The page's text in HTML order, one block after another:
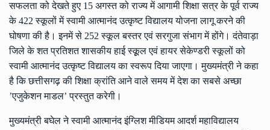
सफलता को देखते हुए 15 अगस्त को राज्य में आगामी शिक्षा सत्र के पूर्व राज्य
के 422 स्कूलों में स्वामी आत्मानंद उत्कृष्ट विद्यालय योजना लागू करने की
घोषणा की है। इनमें से 252 स्कूल बस्तर एवं सरगुजा संभाग में होंगे। दंतेवाड़ा
जिले के शत प्रतिशत शासकीय हाई स्कूूल एवं हायर सेकेण्डरी स्कूलों को
स्वामी आत्मानंद उत्कृष्ट विद्यालय का स्वरूप दिया जाएगा। मुख्यमंत्री ने कहा
है कि छत्तीसगढ़ की शिक्षा क्रांति आने वाले समय में देश का सबसे अच्छा
’एजुकेशन माडल’ प्रस्तुत करेगी।
मुख्यमंत्री बघेल ने स्वामी आत्मानंद इंग्लिश मीडियम आदर्श महाविद्यालय